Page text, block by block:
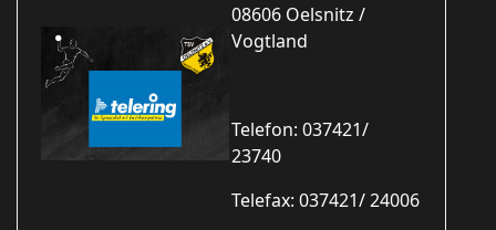
08606 Oelsnitz /
Vogtland
Telefon: 037421/
23740
Telefax: 037421/ 24006